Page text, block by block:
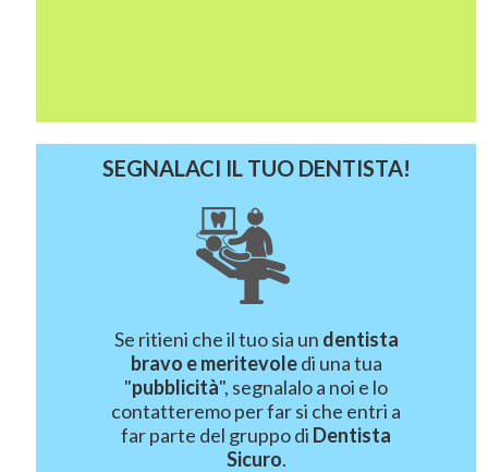
SEGNALACI IL TUO DENTISTA!
Se ritieni che il tuo sia un dentista
bravo e meritevoledi una tua
"pubblicità", segnalalo a noi e lo
contatteremo per far si che entri a
far parte del gruppo di Dentista
Sicuro.